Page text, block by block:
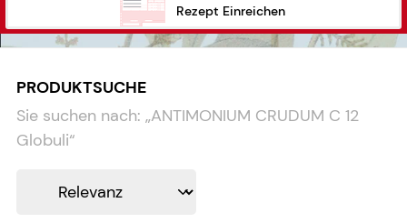
Rezept Einreichen
PRODUKTSUCHE
Sie suchen nach: „ANTIMONIUM CRUDUM C 12
Globuli“